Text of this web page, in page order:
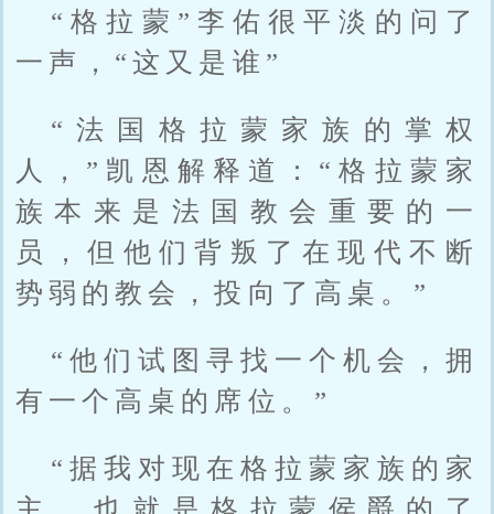
“格拉蒙”李佑很平淡的问了
一声，“这又是谁”
“法国格拉蒙家族的掌权
人，”凯恩解释道：“格拉蒙家
族本来是法国教会重要的一
员，但他们背叛了在现代不断
势弱的教会，投向了高桌。”
“他们试图寻找一个机会，拥
有一个高桌的席位。”
“据我对现在格拉蒙家族的家